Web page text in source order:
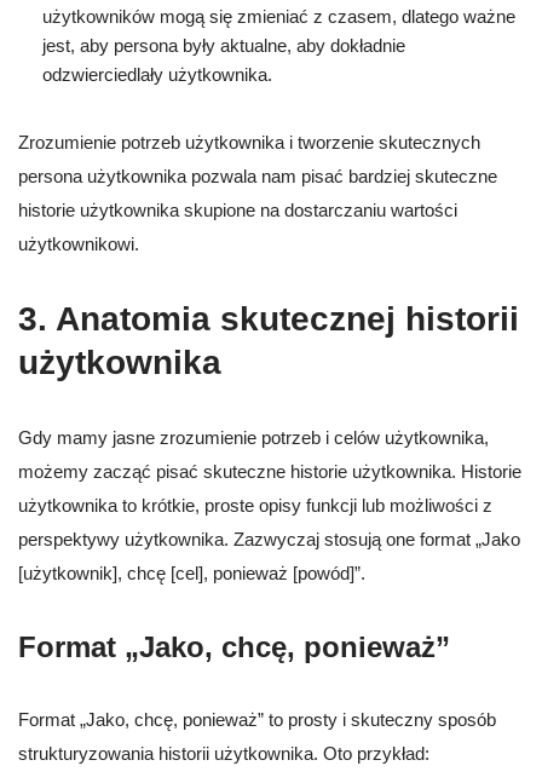
użytkowników mogą się zmieniać z czasem, dlatego ważne
jest, aby persona były aktualne, aby dokładnie
odzwierciedlały użytkownika.
Zrozumienie potrzeb użytkownika i tworzenie skutecznych
persona użytkownika pozwala nam pisać bardziej skuteczne
historie użytkownika skupione na dostarczaniu wartości
użytkownikowi.
3. Anatomia skutecznej historii
użytkownika
Gdy mamy jasne zrozumienie potrzeb i celów użytkownika,
możemy zacząć pisać skuteczne historie użytkownika. Historie
użytkownika to krótkie, proste opisy funkcji lub możliwości z
perspektywy użytkownika. Zazwyczaj stosują one format „Jako
[użytkownik], chcę [cel], ponieważ [powód]”.
Format „Jako, chcę, ponieważ”
Format „Jako, chcę, ponieważ” to prosty i skuteczny sposób
strukturyzowania historii użytkownika. Oto przykład: